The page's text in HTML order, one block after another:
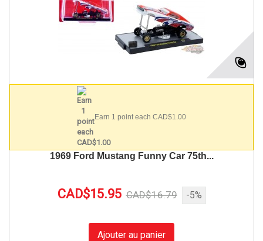
Earn 1 point each CAD$1.00
1969 Ford Mustang Funny Car 75th...
CAD$15.95 CAD$16.79 -5%
Ajouter au panier